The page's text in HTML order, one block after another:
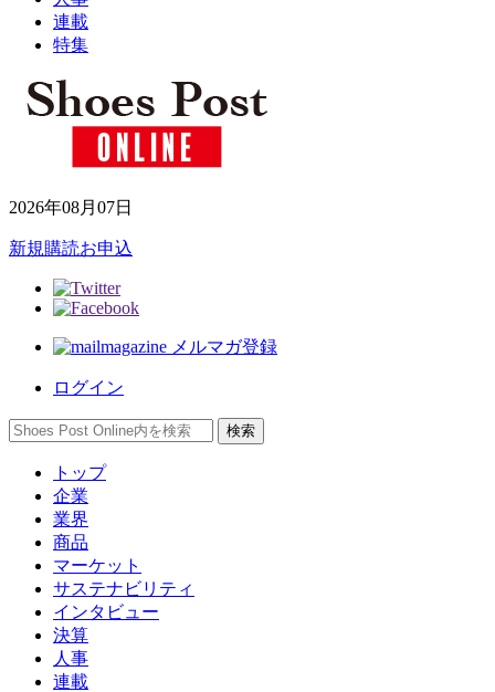
連載
特集
2026年08月07日
新規購読お申込
メルマガ登録
ログイン
トップ
企業
業界
商品
マーケット
サステナビリティ
インタビュー
決算
人事
連載